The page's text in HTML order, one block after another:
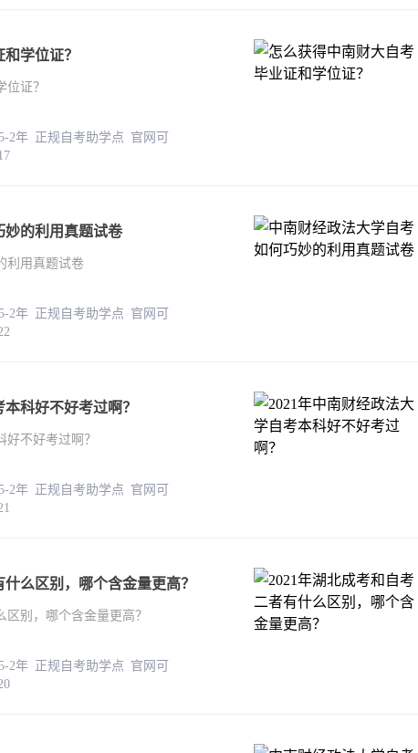
学位证？
证？
2年 正规自考助学点 官网可
妙的利用真题试卷
利用真题试卷
2年 正规自考助学点 官网可
科好不好考过啊？
不好考过啊？
2年 正规自考助学点 官网可
么区别，哪个含金量更高？
别，哪个含金量更高？
2年 正规自考助学点 官网可